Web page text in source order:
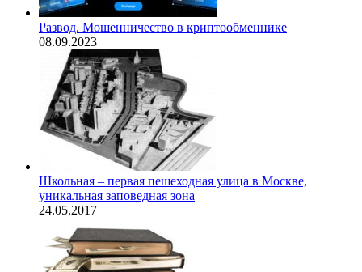
Развод. Мошенничество в криптообменнике
08.09.2023
Школьная – первая пешеходная улица в Москве,
уникальная заповедная зона
24.05.2017